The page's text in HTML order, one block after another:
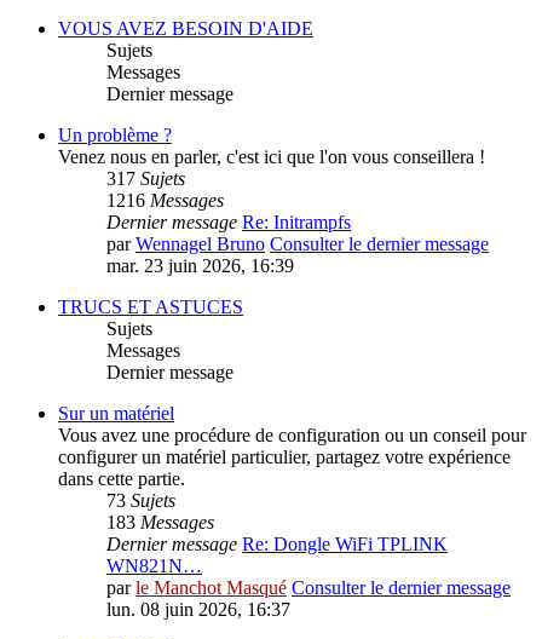
VOUS AVEZ BESOIN D'AIDE
Sujets
Messages
Dernier message
Un problème ?
Venez nous en parler, c'est ici que l'on vous conseillera !
317 Sujets
1216 Messages
Dernier message Re: Initrampfs
parWennagel Bruno Consulter le dernier message
mar. 23 juin 2026, 16:39
TRUCS ET ASTUCES
Sujets
Messages
Dernier message
Sur un matériel
Vous avez une procédure de configuration ou un conseil pour
configurer un matériel particulier, partagez votre expérience
dans cette partie.
73 Sujets
183 Messages
Dernier message Re: Dongle WiFi TPLINK
WN821N…
parle Manchot Masqué Consulter le dernier message
lun. 08 juin 2026, 16:37